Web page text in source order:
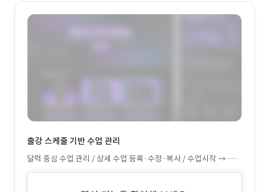
출강 스케줄 기반 수업 관리
달력 중심 수업 관리 / 상세 수업 등록·수정·복사 / 수업시작 → 음원
재생 흐름